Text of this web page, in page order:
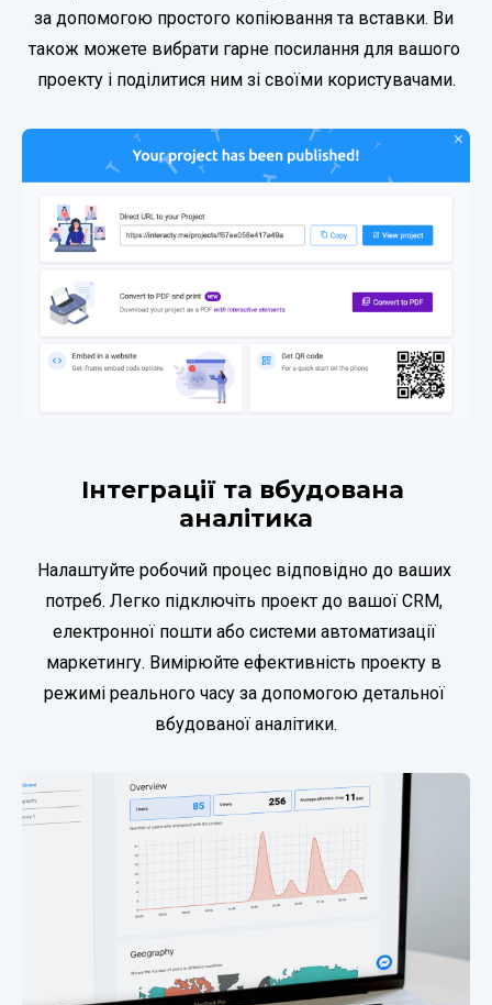
за допомогою простого копіювання та вставки. Ви
також можете вибрати гарне посилання для вашого
проекту і поділитися ним зі своїми користувачами.
Інтеграції та вбудована
аналітика
Налаштуйте робочий процес відповідно до ваших
потреб. Легко підключіть проект до вашої CRM,
електронної пошти або системи автоматизації
маркетингу. Вимірюйте ефективність проекту в
режимі реального часу за допомогою детальної
вбудованої аналітики.